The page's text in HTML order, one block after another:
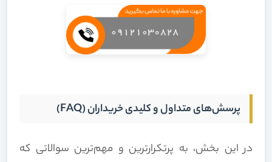
پرسش‌های متداول و کلیدی خریداران (FAQ)
در این بخش، به پرتکرارترین و مهم‌ترین سوالاتی که